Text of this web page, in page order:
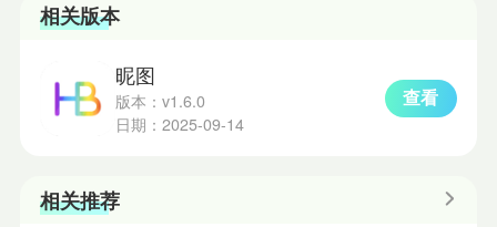
相关版本
昵图
版本：v1.6.0
日期：2025-09-14
查看
相关推荐